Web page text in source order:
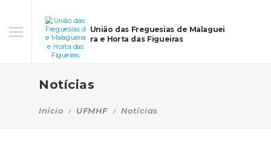
União das Freguesias de Malaguei
ra e Horta das Figueiras
Notícias
Início UFMHF Notícias